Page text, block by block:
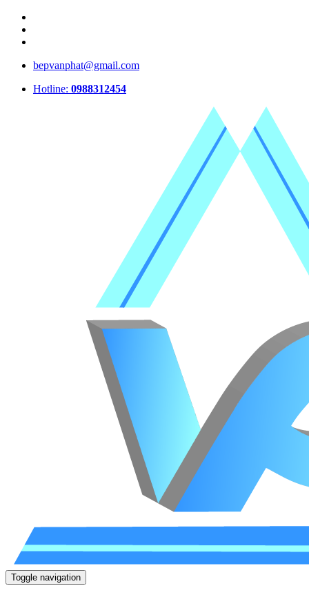
bepvanphat@gmail.com
Hotline: 0988312454
Toggle navigation